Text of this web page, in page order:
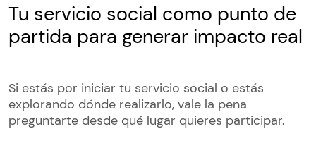
Tu servicio social como punto de
partida para generar impacto real
Si estás por iniciar tu servicio social o estás
explorando dónde realizarlo, vale la pena
preguntarte desde qué lugar quieres participar.